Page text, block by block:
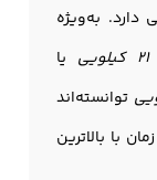
دارد. به‌ویژه
یا
توانسته‌اند
با بالاترین